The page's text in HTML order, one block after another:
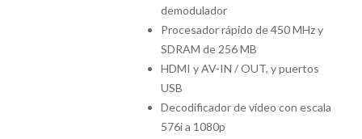
demodulador
Procesador rápido de 450 MHz y
SDRAM de 256 MB
HDMI y AV-IN / OUT, y puertos
USB
Decodificador de vídeo con escala
576i a 1080p